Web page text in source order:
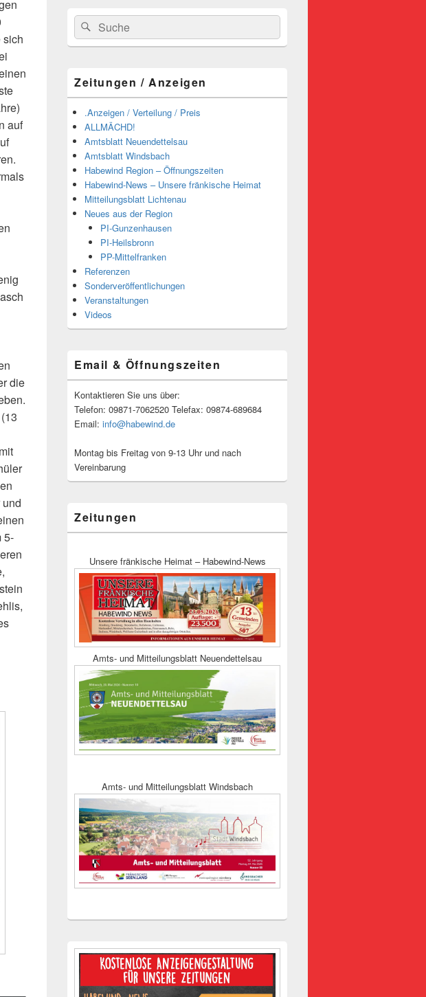
sich
auf
die
5-
Suchen
nach:
Suchen
Zeitungen / Anzeigen
.Anzeigen / Verteilung / Preis
ALLMÄCHD!
Amtsblatt Neuendettelsau
Amtsblatt Windsbach
Habewind Region – Öffnungszeiten
Habewind-News – Unsere fränkische Heimat
Mitteilungsblatt Lichtenau
Neues aus der Region
PI-Gunzenhausen
PI-Heilsbronn
PP-Mittelfranken
Referenzen
Sonderveröffentlichungen
Veranstaltungen
Videos
Email & Öffnungszeiten
Kontaktieren Sie uns über:
Telefon: 09871-7062520 Telefax: 09874-689684
Email: info@habewind.de
Montag bis Freitag von 9-13 Uhr und nach
Vereinbarung
Zeitungen
Unsere fränkische Heimat – Habewind-News
Amts- und Mitteilungsblatt Neuendettelsau
Amts- und Mitteilungsblatt Windsbach